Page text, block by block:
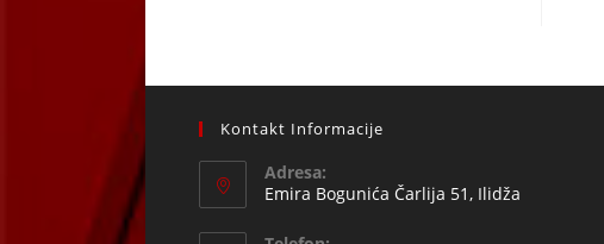
Kontakt Informacije
Adresa:
Emira Bogunića Čarlija 51, Ilidža